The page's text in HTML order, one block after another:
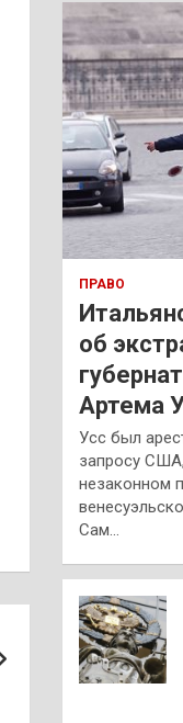
к
ПРАВО
об
Артема
Усс был
запросу
незаконном
Сам…